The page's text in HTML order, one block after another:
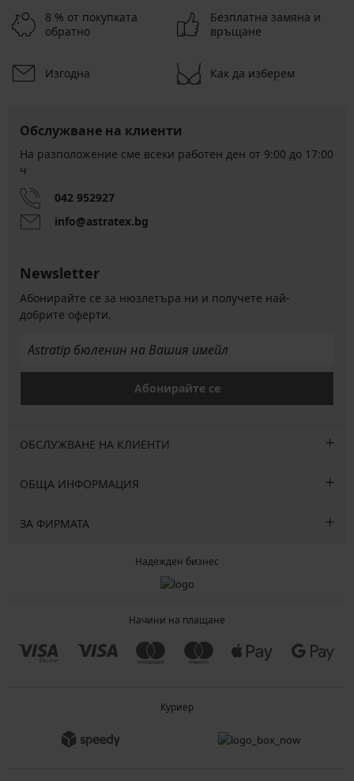
8 % от покупката
обратно
Безплатна замяна и
връщане
Изгодна Как да изберем
Обслужване на клиенти
На разположение сме всеки работен ден от 9:00 до 17:00
ч
042 952927
info@astratex.bg
Newsletter
Абонирайте се за нюзлетъра ни и получете най-
добрите оферти.
Абонирайте се
ОБСЛУЖВАНЕ НА КЛИЕНТИ
ОБЩА ИНФОРМАЦИЯ
ЗА ФИРМАТА
Надежден бизнес
Начини на плащане
Куриер